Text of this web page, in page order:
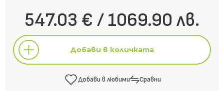
547.03 € / 1069.90 лв.
Добави в количката
Добави в любими Сравни